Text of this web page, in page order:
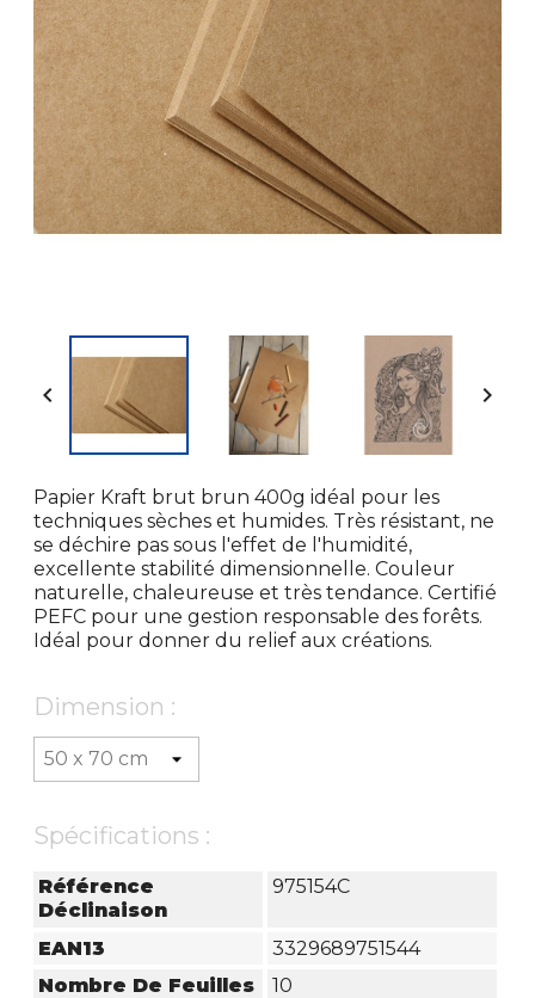
 
Papier Kraft brut brun 400g idéal pour les
techniques sèches et humides. Très résistant, ne
se déchire pas sous l'effet de l'humidité,
excellente stabilité dimensionnelle. Couleur
naturelle, chaleureuse et très tendance. Certifié
PEFC pour une gestion responsable des forêts.
Idéal pour donner du relief aux créations.
Dimension :
Spécifications :
Référence
Déclinaison
975154C
EAN13
3329689751544
Nombre De Feuilles
10